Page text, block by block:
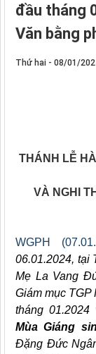
đầu tháng
Văn bằng
Thứ hai - 08/01/
THÁNH LỄ
VÀ NGHI
WGPH
06.01.2024, tại
Mẹ La Vang
Giám mục
tháng
Mùa Giáng
Đặng Đức